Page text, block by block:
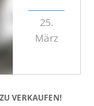
25.
März
VERKAUFEN!